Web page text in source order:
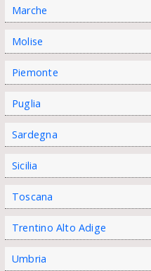
Marche
Molise
Piemonte
Puglia
Sardegna
Sicilia
Toscana
Trentino Alto Adige
Umbria